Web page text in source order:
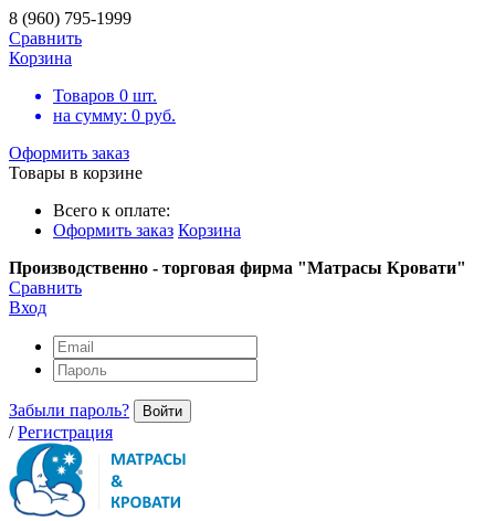
8 (960) 795-1999
Сравнить
Корзина
Товаров 0 шт.
на сумму: 0 руб.
Оформить заказ
Товары в корзине
Всего к оплате:
Оформить заказ Корзина
Производственно - торговая фирма "Матрасы Кровати"
Сравнить
Вход
Забыли пароль? Войти
/ Регистрация